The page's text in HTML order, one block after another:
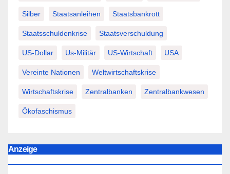
Silber Staatsanleihen Staatsbankrott
Staatsschuldenkrise Staatsverschuldung
US-Dollar Us-Militär US-Wirtschaft USA
Vereinte Nationen Weltwirtschaftskrise
Wirtschaftskrise Zentralbanken Zentralbankwesen
Ökofaschismus
Anzeige